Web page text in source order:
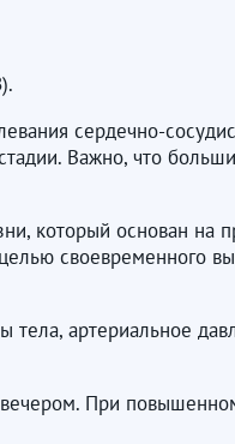
сердечно-
Важно, что
который основан на
своевременного
артериальное
При